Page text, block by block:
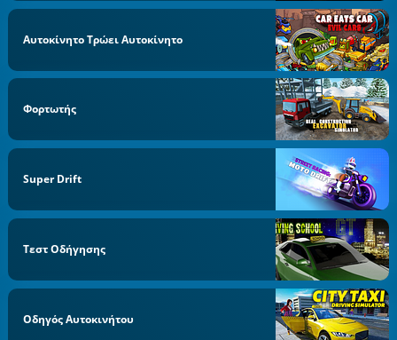
Αυτοκίνητο Τρώει Αυτοκίνητο
Φορτωτής
Super Drift
Τεστ Οδήγησης
Οδηγός Αυτοκινήτου